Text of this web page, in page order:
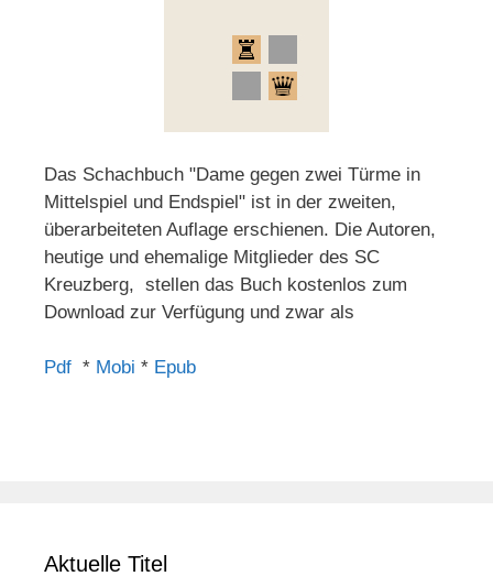
Das Schachbuch "Dame gegen zwei Türme in
Mittelspiel und Endspiel" ist in der zweiten,
überarbeiteten Auflage erschienen. Die Autoren,
heutige und ehemalige Mitglieder des SC
Kreuzberg, stellen das Buch kostenlos zum
Download zur Verfügung und zwar als
Pdf * Mobi * Epub
Aktuelle Titel